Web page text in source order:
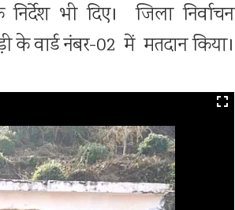
भी दिए। जिला निर्वाचन
के वार्ड नंबर-02 में मतदान किया।